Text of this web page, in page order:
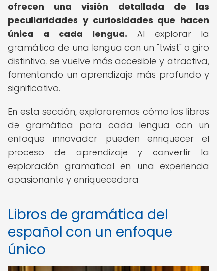
ofrecen una visión detallada de las
peculiaridades y curiosidades que hacen
única a cada lengua. Al explorar la
gramática de una lengua con un "twist" o giro
distintivo, se vuelve más accesible y atractiva,
fomentando un aprendizaje más profundo y
significativo.
En esta sección, exploraremos cómo los libros
de gramática para cada lengua con un
enfoque innovador pueden enriquecer el
proceso de aprendizaje y convertir la
exploración gramatical en una experiencia
apasionante y enriquecedora.
Libros de gramática del
español con un enfoque
único